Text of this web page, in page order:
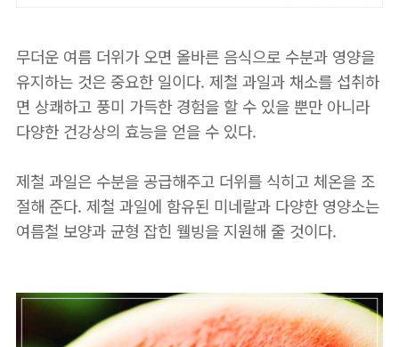
무더운 여름 더위가 오면 올바른 음식으로 수분과 영양을
유지하는 것은 중요한 일이다. 제철 과일과 채소를 섭취하
면 상쾌하고 풍미 가득한 경험을 할 수 있을 뿐만 아니라
다양한 건강상의 효능을 얻을 수 있다.
제철 과일은 수분을 공급해주고 더위를 식히고 체온을 조
절해 준다. 제철 과일에 함유된 미네랄과 다양한 영양소는
여름철 보양과 균형 잡힌 웰빙을 지원해 줄 것이다.